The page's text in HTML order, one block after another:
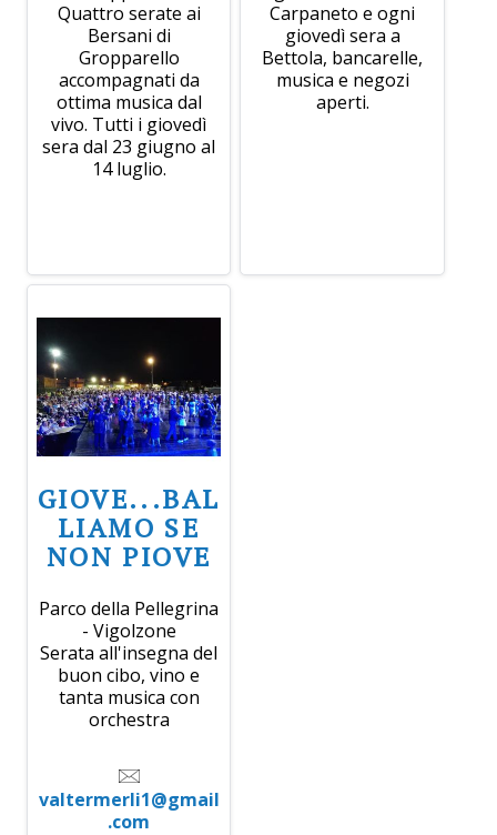
Quattro serate ai
Bersani di
Gropparello
accompagnati da
ottima musica dal
vivo. Tutti i giovedì
sera dal 23 giugno al
14 luglio.
Carpaneto e ogni
giovedì sera a
Bettola, bancarelle,
musica e negozi
aperti.
GIOVE...BAL
LIAMO SE
NON PIOVE
Parco della Pellegrina
- Vigolzone
Serata all'insegna del
buon cibo, vino e
tanta musica con
orchestra
valtermerli1@gmail
.com